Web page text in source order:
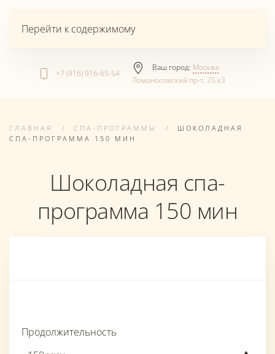
Перейти к содержимому
+7 (916) 916-65-54
Ваш город: Москва
Ломоносовский пр-т, 25 к3
ГЛАВНАЯ СПА-ПРОГРАММЫ
ШОКОЛАДНАЯ
СПА-ПРОГРАММА 150 МИН
Шоколадная спа-
программа 150 мин
Продолжительность